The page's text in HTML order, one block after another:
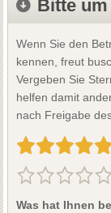
Bitte
Wenn Sie den
kennen, freut
Vergeben Sie
helfen damit
nach Freigabe
Was hat Ihnen